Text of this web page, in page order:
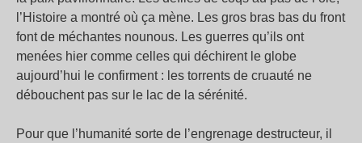
l’Histoire a montré où ça mène. Les gros bras bas du front
font de méchantes nounous. Les guerres qu’ils ont
menées hier comme celles qui déchirent le globe
aujourd’hui le confirment : les torrents de cruauté ne
débouchent pas sur le lac de la sérénité.
Pour que l’humanité sorte de l’engrenage destructeur, il